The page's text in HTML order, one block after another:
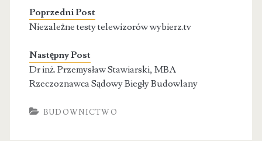
Poprzedni Post
Niezależne testy telewizorów wybierz.tv
Następny Post
Dr inż. Przemysław Stawiarski, MBA
Rzeczoznawca Sądowy Biegły Budowlany
BUDOWNICTWO